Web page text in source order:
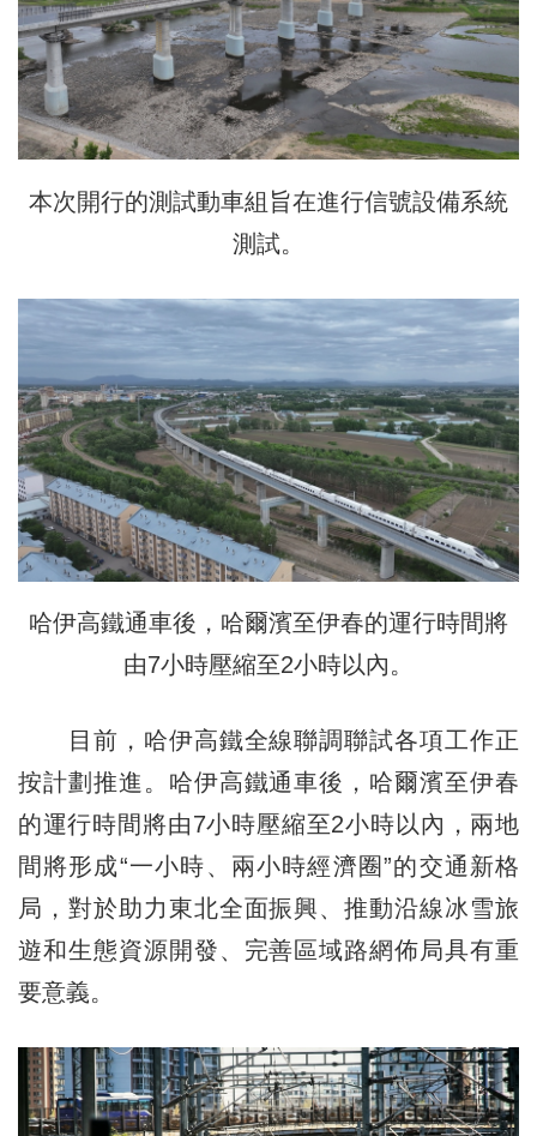
本次開行的測試動車組旨在進行信號設備系統
測試。
哈伊高鐵通車後，哈爾濱至伊春的運行時間將
由7小時壓縮至2小時以內。
目前，哈伊高鐵全線聯調聯試各項工作正
按計劃推進。哈伊高鐵通車後，哈爾濱至伊春
的運行時間將由7小時壓縮至2小時以內，兩地
間將形成“一小時、兩小時經濟圈”的交通新格
局，對於助力東北全面振興、推動沿線冰雪旅
遊和生態資源開發、完善區域路網佈局具有重
要意義。